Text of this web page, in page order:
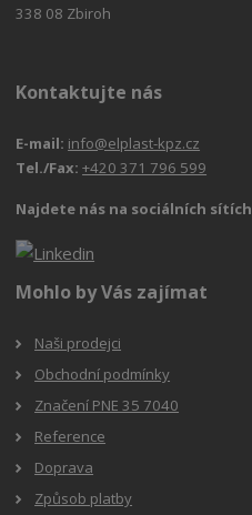
338 08 Zbiroh
Kontaktujte nás
E-mail: info@elplast-kpz.cz
Tel./Fax:+420 371 796 599
Najdete nás na sociálních sítích
Mohlo by Vás zajímat
Naši prodejci
Obchodní podmínky
Značení PNE 35 7040
Reference
Doprava
Způsob platby